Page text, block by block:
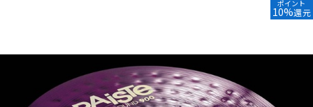
ドラム パーカッション
ポイント
10%還元